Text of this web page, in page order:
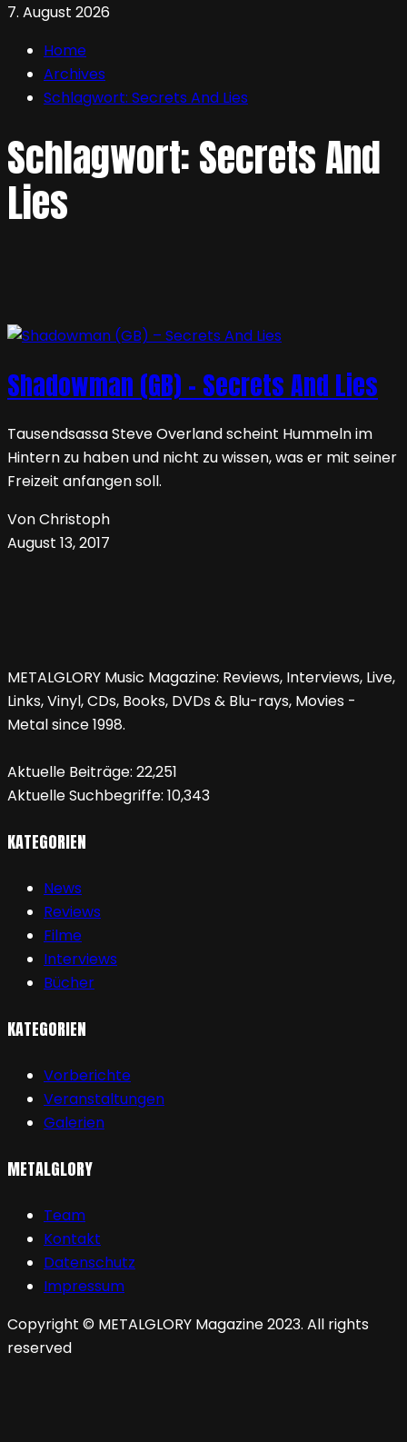
7. August 2026
Home
Archives
Schlagwort: Secrets And Lies
Schlagwort:Secrets And
Lies
Shadowman (GB) – Secrets And Lies
Tausendsassa Steve Overland scheint Hummeln im
Hintern zu haben und nicht zu wissen, was er mit seiner
Freizeit anfangen soll.
Von Christoph
August 13, 2017
METALGLORY Music Magazine: Reviews, Interviews, Live,
Links, Vinyl, CDs, Books, DVDs & Blu-rays, Movies -
Metal since 1998.
Aktuelle Beiträge: 22,251
Aktuelle Suchbegriffe: 10,343
KATEGORIEN
News
Reviews
Filme
Interviews
Bücher
KATEGORIEN
Vorberichte
Veranstaltungen
Galerien
METALGLORY
Team
Kontakt
Datenschutz
Impressum
Copyright © METALGLORY Magazine 2023. All rights
reserved